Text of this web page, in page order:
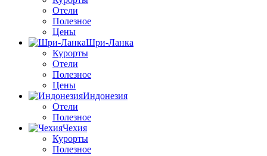
Отели
Полезное
Цены
Шри-Ланка
Курорты
Отели
Полезное
Цены
Индонезия
Отели
Полезное
Чехия
Курорты
Полезное